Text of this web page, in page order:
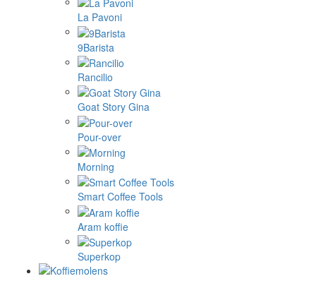
La Pavoni
9Barista
Rancilio
Goat Story Gina
Pour-over
Morning
Smart Coffee Tools
Aram koffie
Superkop